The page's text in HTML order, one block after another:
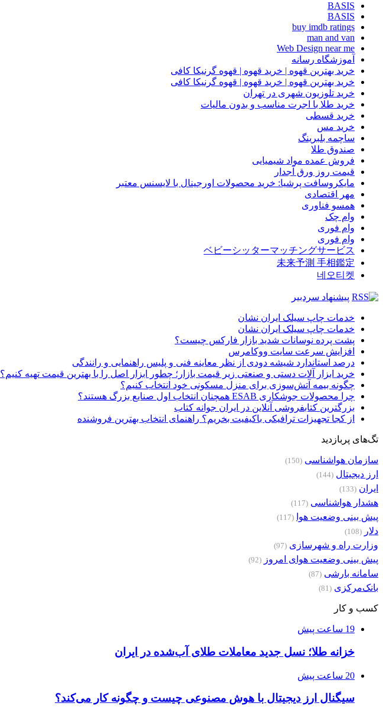
BASIS
BASIS
buy imdb ratings
man and van
Web Design near me
آموزشگاه رسانه
خرید بهترین قهوه | خرید قهوه | قهوه گرنیکا کافی
خرید بهترین قهوه | خرید قهوه | قهوه گرنیکا کافی
خرید تلوزیون شهری در تهران
خرید طلا با اجرت مناسب و بدون مالیات
خرید قسطی
خرید مس
ساچمه بلبرینگ
صندوق طلا
فروش عمده مواد شیمیایی
قیمت روز ورق آجدار
مایکروسافت پرشیا: خرید محصولات اورجینال با لایسنس معتبر
مهر اقتصادی
همسو فناوری
وام چک
وام فوری
وام فوری
ベビーシッターマッチングサービス
未来予測 手相鑑定
네오티켓
پیشنهاد سردبیر
خدمات چاپ سیلک ایران نشان
خدمات چاپ سیلک ایران نشان
پشت پرده نوسانات شدید بازار فارکس چیست؟
افزایش سرعت سایت ووکامرس
درصد استاندارد شیشه دودی از نظر معاینه فنی و پلیس راهنمایی و رانندگی
خرید ابزار آلات دستی و صنعتی زیر قیمت بازار؛ چطور ابزار اصل را با بهترین قیمت تهیه کنیم؟
چگونه بیمه آتش‌سوزی برای منزل مسکونی خود انتخاب کنیم؟
چرا محصولات جوشکاری ESAB همچنان انتخاب اول صنایع بزرگ هستند؟
بزرگترین کتابفروشی آنلاین در ایران جوانه کتاب
از کجا تجهیزات ترافیکی باکیفیت بخریم؟ راهنمای انتخاب بهترین فروشنده
تگ‌های پربازدید
سازمان هواشناسی (150)
ارز دیجیتال (144)
ایران (133)
هشدار هواشناسی (117)
پیش بینی وضعیت هوا (117)
دلار (108)
وزارت راه و شهرسازی (97)
پیش بینی وضعیت هوای امروز (92)
سامانه بارشی (87)
بانک‌مرکزی (81)
کسب و کار
19 ساعت پیش
خزانه طلا؛ نسل جدید معاملات طلای آب‌شده در ایران
20 ساعت پیش
سیگنال ارز دیجیتال با هوش مصنوعی چیست و چگونه کار می‌کند؟